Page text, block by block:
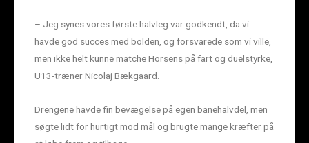
– Jeg synes vores første halvleg var godkendt, da vi
havde god succes med bolden, og forsvarede som vi ville,
men ikke helt kunne matche Horsens på fart og duelstyrke,
U13-træner Nicolaj Bækgaard.
Drengene havde fin bevægelse på egen banehalvdel, men
søgte lidt for hurtigt mod mål og brugte mange kræfter på